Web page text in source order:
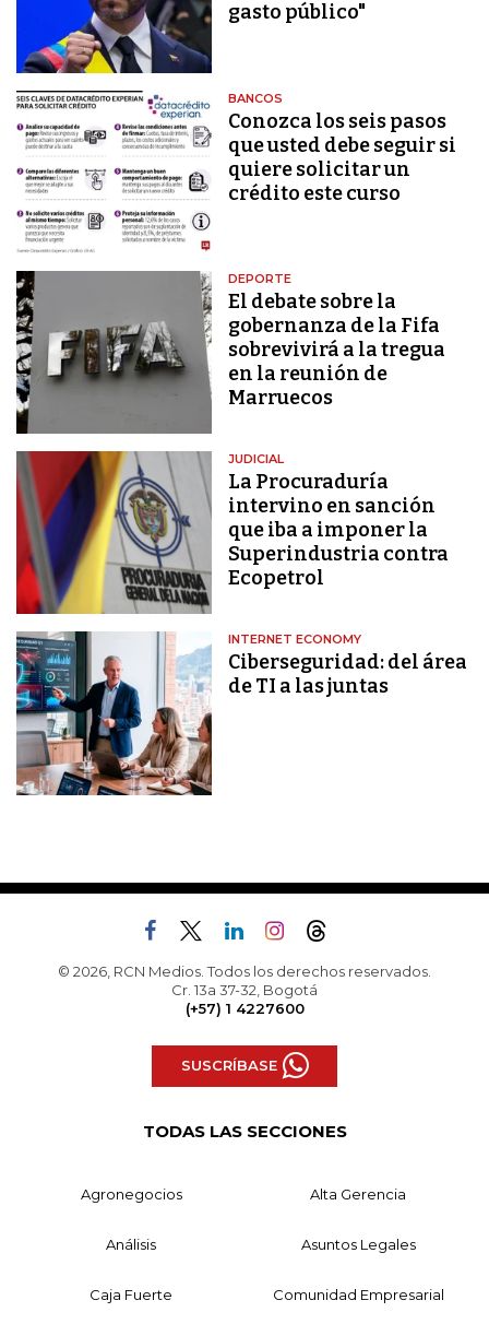
gasto público"
BANCOS
Conozca los seis pasos
que usted debe seguir si
quiere solicitar un
crédito este curso
DEPORTE
El debate sobre la
gobernanza de la Fifa
sobrevivirá a la tregua
en la reunión de
Marruecos
JUDICIAL
La Procuraduría
intervino en sanción
que iba a imponer la
Superindustria contra
Ecopetrol
INTERNET ECONOMY
Ciberseguridad: del área
de TI a las juntas
© 2026, RCN Medios. Todos los derechos reservados.
Cr. 13a 37-32, Bogotá
(+57) 1 4227600
SUSCRÍBASE
TODAS LAS SECCIONES
Agronegocios Alta Gerencia
Análisis Asuntos Legales
Caja Fuerte Comunidad Empresarial